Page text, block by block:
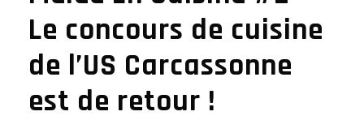
Le concours de cuisine
de l’US Carcassonne
est de retour !